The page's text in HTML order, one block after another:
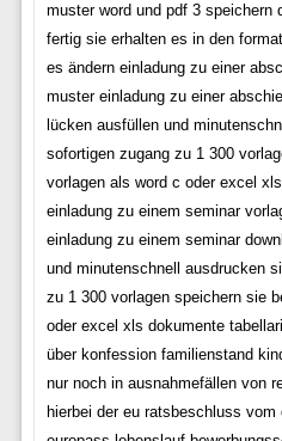
muster word und pdf 3 speichern
fertig sie erhalten es in den
es ändern einladung zu einer
muster einladung zu einer
lücken ausfüllen und
sofortigen zugang zu 1 300
vorlagen als word c oder excel
einladung zu einem seminar
einladung zu einem seminar
und minutenschnell ausdrucken
zu 1 300 vorlagen speichern sie
oder excel xls dokumente
über konfession familienstand
nur noch in ausnahmefällen von
hierbei der eu ratsbeschluss